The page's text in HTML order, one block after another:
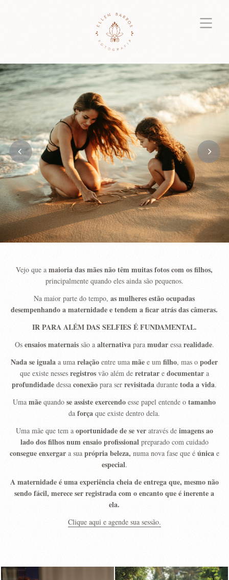
Vejo que amaioria das mães não têm muitas fotos com os filhos,
principalmente quando eles ainda são pequenos.
Na maior parte do tempo,as mulheres estão ocupadas
desempenhando a maternidade e tendem a ficar atrás das câmeras.
IR PARA ALÉM DAS SELFIES É FUNDAMENTAL.
Os ensaios maternais são a alternativa paramudaressarealidade.
Nada se iguala a umarelação entre uma mãe e um filho, mas opoder
que existe nessesregistros vão além de retratare documentara
profundidade dessaconexão para serrevisitada durantetoda a vida.
Umamãequandose assiste exercendo esse papel entende o tamanho
daforça que existe dentro dela.
Uma mãe que tem a oportunidade de se ver através deimagens ao
lado dos filhosnum ensaioprofissional preparado com cuidado
consegue enxergara sua própria beleza, numa nova fase que é única e
especial.
A maternidade é uma experiência cheia de entrega que, mesmo não
sendo fácil, merece ser registrada com o encanto que é inerente a
ela.
Clique aqui e agende sua sessão.